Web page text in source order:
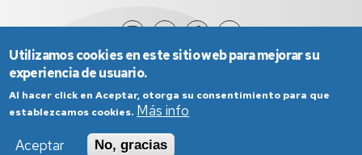
Aviso Legal
Condiciones generales de uso
Utilizamos cookies en este sitio web para mejorar su
experiencia de usuario.
Al hacer click en Aceptar, otorga su consentimiento para que
establezcamos cookies. Más info
Aceptar
No, gracias